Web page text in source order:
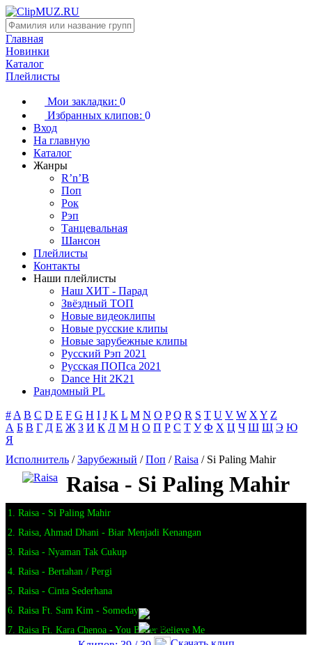
Главная
Новинки
Каталог
Плейлисты
Мои закладки: 0
Избранных клипов: 0
Вход
На главную
Каталог
Жанры
R’n’B
Поп
Рок
Рэп
Танцевальная
Шансон
Плейлисты
Контакты
Наши плейлисты
Наш ХИТ - Парад
Звёздный ТОП
Новые видеоклипы
Новые русские клипы
Новые зарубежные клипы
Русский Рэп 2021
Русская ПОПса 2021
Dance Hit 2K21
Рандомный PL
# A B C D E F G H I J K L M N O P Q R S T U V W X Y Z
А Б В Г Д Е Ж З И К Л М Н О П Р С Т У Ф Х Ц Ч Ш Щ Э Ю
Я
Исполнитель /Зарубежный /Поп /Raisa / Si Paling Mahir
Raisa - Si Paling Mahir
1. Raisa - Si Paling Mahir
2. Raisa, Ahmad Dhani - Biar Menjadi Kenangan
3. Raisa - Nyaman Tak Cukup
4. Raisa - Bertahan / Pergi
5. Raisa - Cinta Sederhana
6. Raisa Ft. Sam Kim - Someday
7. Raisa Ft. Kara Chenoa - You Better Believe Me